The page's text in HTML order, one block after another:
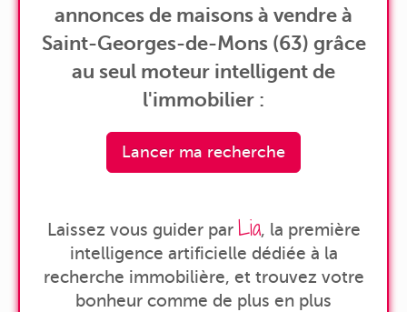
annonces de maisons à vendre à
Saint-Georges-de-Mons (63) grâce
au seul moteur intelligent de
l'immobilier :
Lancer ma recherche
Laissez vous guider par Lia, la première
intelligence artificielle dédiée à la
recherche immobilière, et trouvez votre
bonheur comme de plus en plus